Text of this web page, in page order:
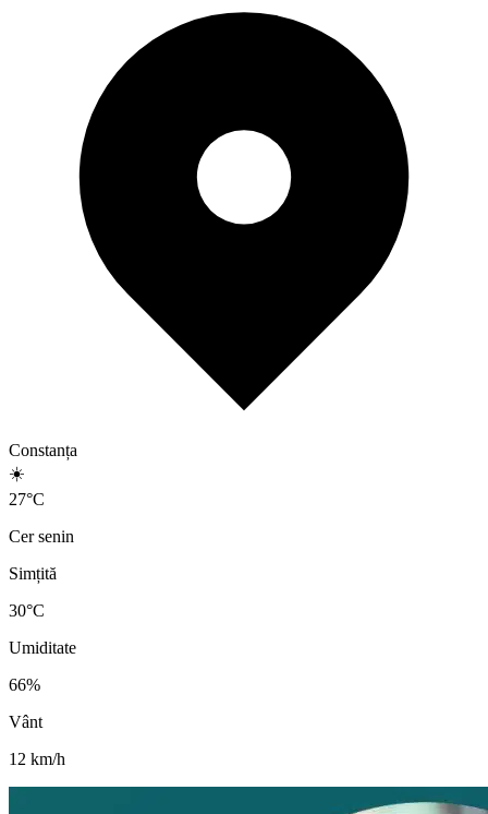
Constanța
☀️
27°C
Cer senin
Simțită
30°C
Umiditate
66%
Vânt
12 km/h